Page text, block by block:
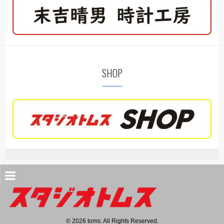
SHOP
© 2026 toms. All Rights Reserved.